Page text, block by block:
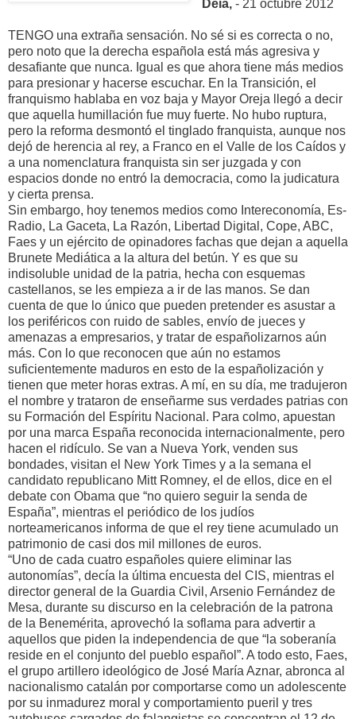
Deia,- 21 octubre 2012
TENGO una extraña sensación. No sé si es correcta o no,
pero noto que la derecha española está más agresiva y
desafiante que nunca. Igual es que ahora tiene más medios
para presionar y hacerse escuchar. En la Transición, el
franquismo hablaba en voz baja y Mayor Oreja llegó a decir
que aquella humillación fue muy fuerte. No hubo ruptura,
pero la reforma desmontó el tinglado franquista, aunque nos
dejó de herencia al rey, a Franco en el Valle de los Caídos y
a una nomenclatura franquista sin ser juzgada y con
espacios donde no entró la democracia, como la judicatura
y cierta prensa.
Sin embargo, hoy tenemos medios como Intereconomía, Es-
Radio, La Gaceta, La Razón, Libertad Digital, Cope, ABC,
Faes y un ejército de opinadores fachas que dejan a aquella
Brunete Mediática a la altura del betún. Y es que su
indisoluble unidad de la patria, hecha con esquemas
castellanos, se les empieza a ir de las manos. Se dan
cuenta de que lo único que pueden pretender es asustar a
los periféricos con ruido de sables, envío de jueces y
amenazas a empresarios, y tratar de españolizarnos aún
más. Con lo que reconocen que aún no estamos
suficientemente maduros en esto de la españolización y
tienen que meter horas extras. A mí, en su día, me tradujeron
el nombre y trataron de enseñarme sus verdades patrias con
su Formación del Espíritu Nacional. Para colmo, apuestan
por una marca España reconocida internacionalmente, pero
hacen el ridículo. Se van a Nueva York, venden sus
bondades, visitan el New York Times y a la semana el
candidato republicano Mitt Romney, el de ellos, dice en el
debate con Obama que “no quiero seguir la senda de
España”, mientras el periódico de los judíos
norteamericanos informa de que el rey tiene acumulado un
patrimonio de casi dos mil millones de euros.
“Uno de cada cuatro españoles quiere eliminar las
autonomías”, decía la última encuesta del CIS, mientras el
director general de la Guardia Civil, Arsenio Fernández de
Mesa, durante su discurso en la celebración de la patrona
de la Benemérita, aprovechó la soflama para advertir a
aquellos que piden la independencia de que “la soberanía
reside en el conjunto del pueblo español”. A todo esto, Faes,
el grupo artillero ideológico de José María Aznar, abronca al
nacionalismo catalán por comportarse como un adolescente
por su inmadurez moral y comportamiento pueril y tres